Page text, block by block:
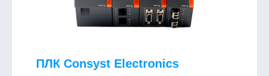
ПЛК Consyst Electronics